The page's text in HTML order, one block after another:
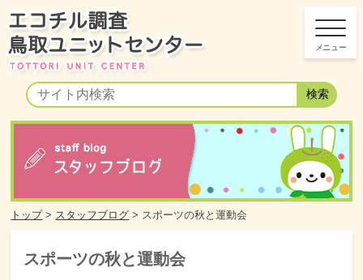
トップ> スタッフブログ > スポーツの秋と運動会
スポーツの秋と運動会